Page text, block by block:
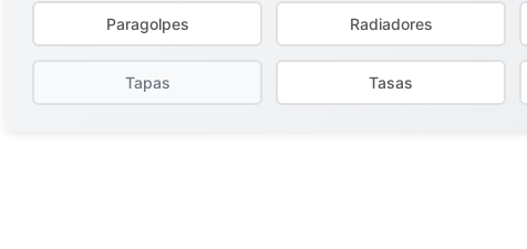
Paragolpes Radiadores
Tapas Tasas